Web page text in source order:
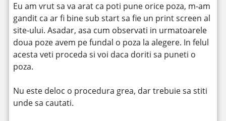
Eu am vrut sa va arat ca poti pune orice poza, m-am
gandit ca ar fi bine sub start sa fie un print screen al
site-ului. Asadar, asa cum observati in urmatoarele
doua poze avem pe fundal o poza la alegere. In felul
acesta veti proceda si voi daca doriti sa puneti o
poza.
Nu este deloc o procedura grea, dar trebuie sa stiti
unde sa cautati.